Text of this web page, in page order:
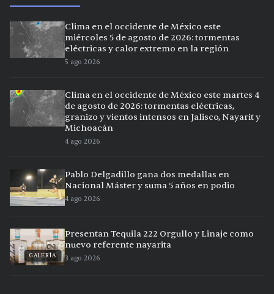
Clima en el occidente de México este
miércoles 5 de agosto de 2026: tormentas
eléctricas y calor extremo en la región
5 ago 2026
Clima en el occidente de México este martes 4
de agosto de 2026: tormentas eléctricas,
granizo y vientos intensos en Jalisco, Nayarit y
Michoacán
4 ago 2026
Pablo Delgadillo gana dos medallas en
Nacional Máster y suma 5 años en podio
4 ago 2026
GALERÍA
Presentan Tequila 222 Orgullo y Linaje como
nuevo referente nayarita
3 ago 2026